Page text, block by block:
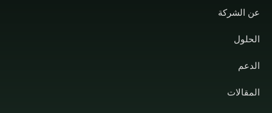
عن الشركة
الحلول
الدعم
المقالات